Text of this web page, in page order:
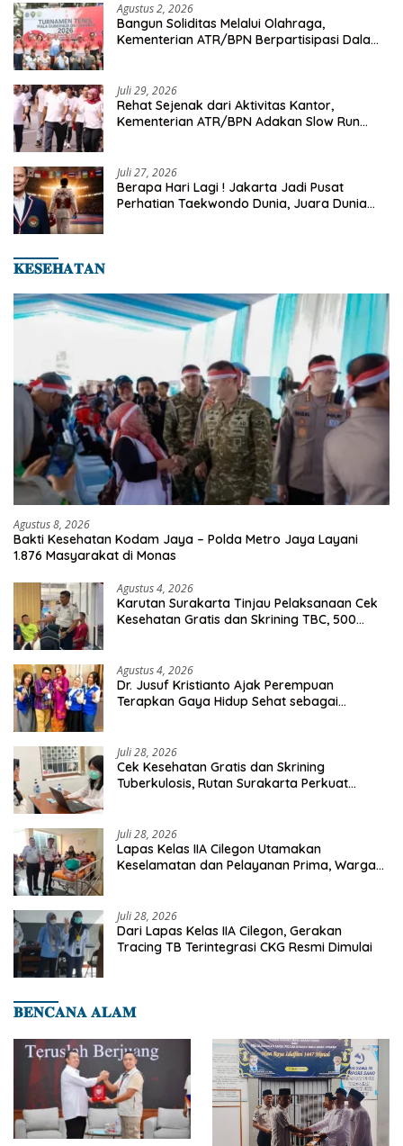
Agustus 2, 2026
Bangun Soliditas Melalui Olahraga,
Kementerian ATR/BPN Berpartisipasi Dalam
Juli 29, 2026
Rehat Sejenak dari Aktivitas Kantor,
Kementerian ATR/BPN Adakan Slow Run
Juli 27, 2026
Berapa Hari Lagi ! Jakarta Jadi Pusat
Perhatian Taekwondo Dunia, Juara Dunia
𝐊𝐄𝐒𝐄𝐇𝐀𝐓𝐀𝐍
Agustus 8, 2026
Bakti Kesehatan Kodam Jaya – Polda Metro Jaya Layani
1.876 Masyarakat di Monas
Agustus 4, 2026
Karutan Surakarta Tinjau Pelaksanaan Cek
Kesehatan Gratis dan Skrining TBC, 500
Agustus 4, 2026
Dr. Jusuf Kristianto Ajak Perempuan
Terapkan Gaya Hidup Sehat sebagai
Juli 28, 2026
Cek Kesehatan Gratis dan Skrining
Tuberkulosis, Rutan Surakarta Perkuat
Juli 28, 2026
Lapas Kelas IIA Cilegon Utamakan
Keselamatan dan Pelayanan Prima, Warga
Juli 28, 2026
Dari Lapas Kelas IIA Cilegon, Gerakan
Tracing TB Terintegrasi CKG Resmi Dimulai
𝐁𝐄𝐍𝐂𝐀𝐍𝐀 𝐀𝐋𝐀𝐌